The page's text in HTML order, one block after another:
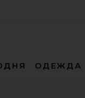
ОДЕЖДА